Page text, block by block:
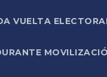
VUELTA